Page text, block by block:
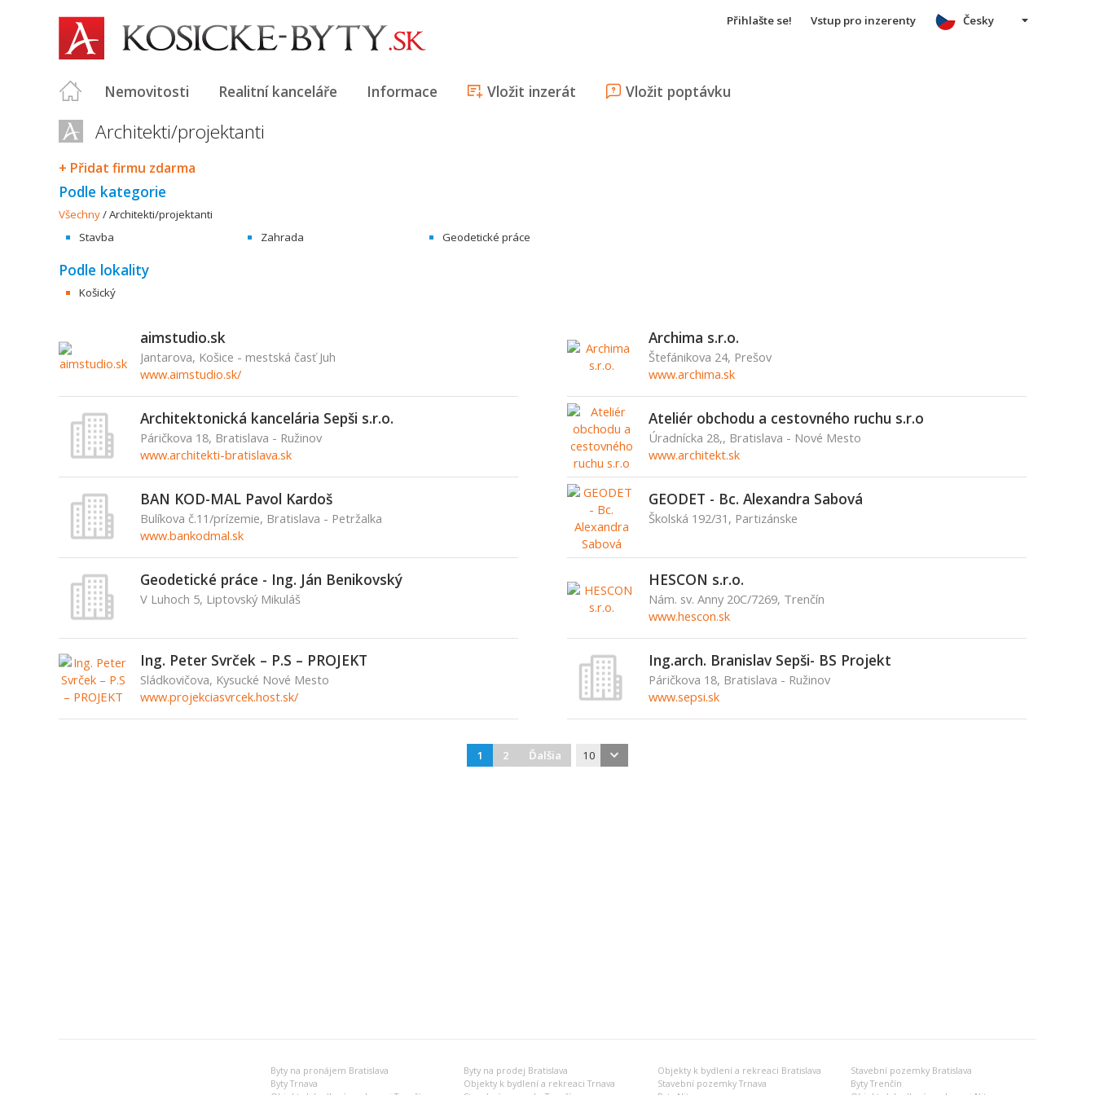
Přihlašte se! Vstup pro inzerenty
Nemovitosti Realitní kanceláře Informace Vložit inzerát Vložit poptávku
Česky
Architekti/projektanti
+ Přidat firmu zdarma
Podle kategorie
Všechny/Architekti/projektanti
Stavba
Zahrada Geodetické práce
Podle lokality
Košický
aimstudio.sk
Jantarova, Košice - mestská časť Juh
www.aimstudio.sk/
Archima s.r.o.
Štefánikova 24, Prešov
www.archima.sk
Architektonická kancelária Sepši s.r.o.
Páričkova 18, Bratislava - Ružinov
www.architekti-bratislava.sk
Ateliér obchodu a cestovného ruchu s.r.o
Úradnícka 28,, Bratislava - Nové Mesto
www.architekt.sk
BAN KOD-MAL Pavol Kardoš
Bulíkova č.11/prízemie, Bratislava - Petržalka
www.bankodmal.sk
GEODET - Bc. Alexandra Sabová
Školská 192/31, Partizánske
Geodetické práce - Ing. Ján Benikovský
V Luhoch 5, Liptovský Mikuláš
HESCON s.r.o.
Nám. sv. Anny 20C/7269, Trenčín
www.hescon.sk
Ing. Peter Svrček – P.S – PROJEKT
Sládkovičova, Kysucké Nové Mesto
www.projekciasvrcek.host.sk/
Ing.arch. Branislav Sepši- BS Projekt
Páričkova 18, Bratislava - Ružinov
www.sepsi.sk
1 2 Ďalšia 10
Byty na pronájem Bratislava Byty na prodej Bratislava Objekty k bydlení a rekreaci Bratislava
Stavební pozemky Bratislava
Byty Trnava
Objekty k bydlení a rekreaci Trnava Stavební pozemky Trnava
Byty Trenčín